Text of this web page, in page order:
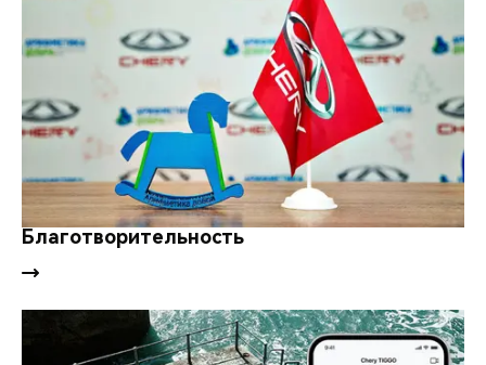
Благотворительность